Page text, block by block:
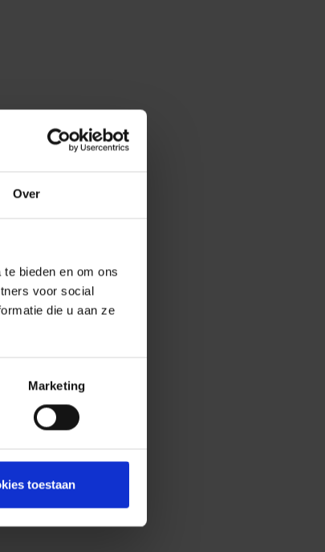
Over
bieden en om ons
voor social
die u aan ze
Marketing
toestaan